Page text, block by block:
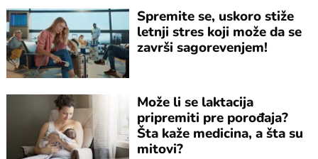
Spremite se, uskoro stiže
letnji stres koji može da se
završi sagorevenjem!
Može li se laktacija
pripremiti pre porođaja?
Šta kaže medicina, a šta su
mitovi?